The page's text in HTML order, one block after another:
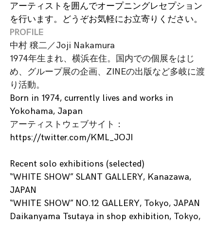
アーティストを囲んでオープニングレセプション
を行います。どうぞお気軽にお立寄りください。
PROFILE
中村 穣二／Joji Nakamura
1974年生まれ、横浜在住。国内での個展をはじ
め、グループ展の企画、ZINEの出版など多岐に渡
り活動。
Born in 1974, currently lives and works in
Yokohama, Japan
アーティストウェブサイト：
https://twitter.com/KML_JOJI
Recent solo exhibitions (selected)
“WHITE SHOW” SLANT GALLERY, Kanazawa,
JAPAN
“WHITE SHOW” NO.12 GALLERY, Tokyo, JAPAN
Daikanyama Tsutaya in shop exhibition, Tokyo,